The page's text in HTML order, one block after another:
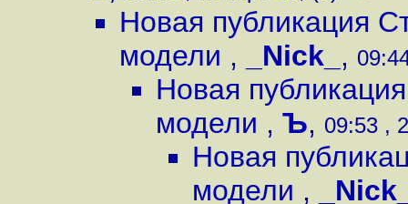
Новая публикация
модели , _Nick_ ,
Новая
модели , Ъ, 09:53 ,
Новая
модели ,